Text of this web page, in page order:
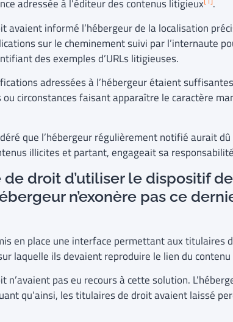
adressée à l’éditeur des contenus litigieux
.
avaient informé l’hébergeur de la localisation
sur le cheminement suivi par l’internaute
des exemples d’URLs litigieuses.
adressées à l’hébergeur étaient
circonstances faisant apparaître le caractère
que l’hébergeur régulièrement notifié aurait
illicites et partant, engageait sa
droit d’utiliser le dispositif
n’exonère pas ce
en place une interface permettant aux titulaires
laquelle ils devaient reproduire le lien du
n’avaient pas eu recours à cette solution.
qu’ainsi, les titulaires de droit avaient laissé